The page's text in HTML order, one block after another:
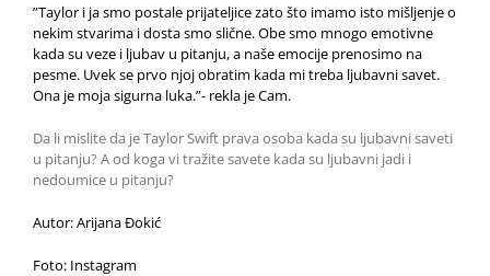
”Taylor i ja smo postale prijateljice zato što imamo isto mišljenje o
nekim stvarima i dosta smo slične. Obe smo mnogo emotivne
kada su veze i ljubav u pitanju, a naše emocije prenosimo na
pesme. Uvek se prvo njoj obratim kada mi treba ljubavni savet.
Ona je moja sigurna luka.”- rekla je Cam.
Da li mislite da je Taylor Swift prava osoba kada su ljubavni saveti
u pitanju? A od koga vi tražite savete kada su ljubavni jadi i
nedoumice u pitanju?
Autor: Arijana Đokić
Foto: Instagram